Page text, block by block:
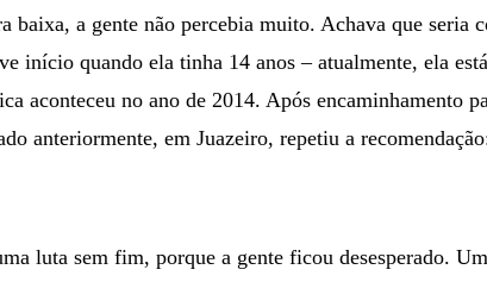
baixa, a gente não percebia muito. Achava que seria
início quando ela tinha 14 anos – atualmente, ela
aconteceu no ano de 2014. Após encaminhamento
anteriormente, em Juazeiro, repetiu a
luta sem fim, porque a gente ficou desesperado.